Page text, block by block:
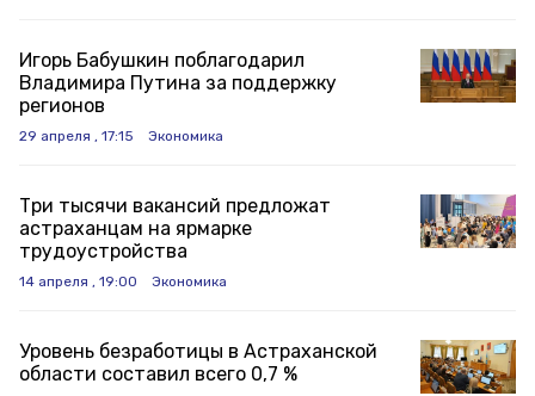
Игорь Бабушкин поблагодарил
Владимира Путина за поддержку
регионов
29 апреля , 17:15 Экономика
Три тысячи вакансий предложат
астраханцам на ярмарке
трудоустройства
14 апреля , 19:00 Экономика
Уровень безработицы в Астраханской
области составил всего 0,7 %